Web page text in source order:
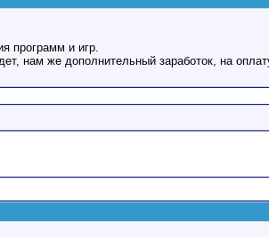
программ и игр.
нам же дополнительный заработок, на